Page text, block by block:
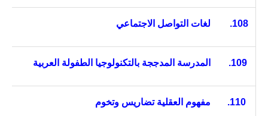
108. لغات التواصل الاجتماعي
109. المدرسة المدججة بالتكنولوجيا الطفولة العربية
110. مفهوم العقلية تضاريس وتخوم